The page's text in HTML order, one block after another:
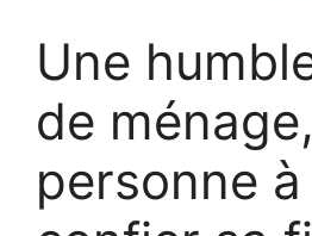
Une
de
personne